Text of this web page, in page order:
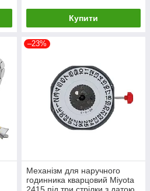
Купити
–23%
Механізм для наручного
годинника кварцовий Miyota